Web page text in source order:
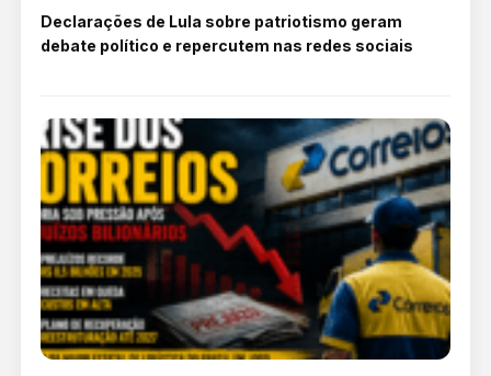
Declarações de Lula sobre patriotismo geram
debate político e repercutem nas redes sociais